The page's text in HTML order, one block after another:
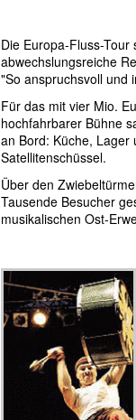
Die Europa-Fluss-
abwechslungsreiche
"So anspruchsvoll und
Für das mit vier Mio.
hochfahrbarer Bühne
an Bord: Küche, Lager
Satellitenschüssel.
Über den
Tausende Besucher
musikalischen Ost-